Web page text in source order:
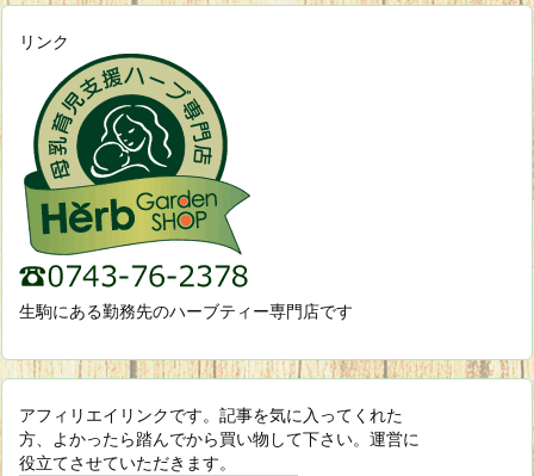
リンク
生駒にある勤務先のハーブティー専門店です
アフィリエイリンクです。記事を気に入ってくれた
方、よかったら踏んでから買い物して下さい。運営に
役立てさせていただきます。